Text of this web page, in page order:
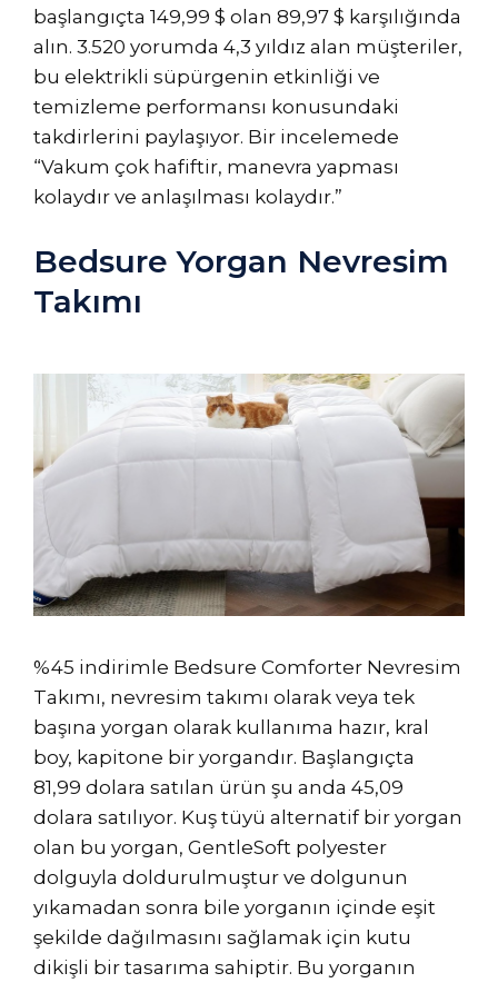
başlangıçta 149,99 $ olan 89,97 $ karşılığında
alın. 3.520 yorumda 4,3 yıldız alan müşteriler,
bu elektrikli süpürgenin etkinliği ve
temizleme performansı konusundaki
takdirlerini paylaşıyor. Bir incelemede
“Vakum çok hafiftir, manevra yapması
kolaydır ve anlaşılması kolaydır.”
Bedsure Yorgan Nevresim
Takımı
%45 indirimle Bedsure Comforter Nevresim
Takımı, nevresim takımı olarak veya tek
başına yorgan olarak kullanıma hazır, kral
boy, kapitone bir yorgandır. Başlangıçta
81,99 dolara satılan ürün şu anda 45,09
dolara satılıyor. Kuş tüyü alternatif bir yorgan
olan bu yorgan, GentleSoft polyester
dolguyla doldurulmuştur ve dolgunun
yıkamadan sonra bile yorganın içinde eşit
şekilde dağılmasını sağlamak için kutu
dikişli bir tasarıma sahiptir. Bu yorganın